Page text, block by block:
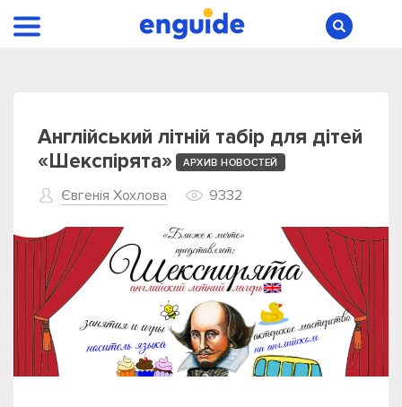
Англійський літній табір для дітей
«Шекспірята»
АРХИВ НОВОСТЕЙ
Євгенія Хохлова 9332